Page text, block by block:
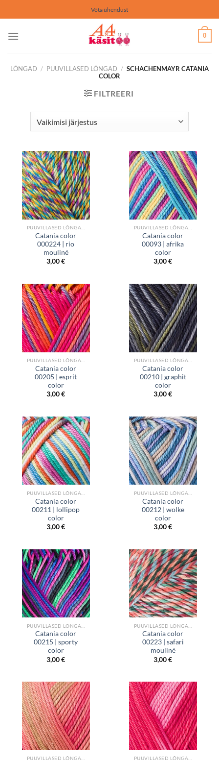
to
Võta ühendust
0
LÕNGAD / PUUVILLASED LÕNGAD / SCHACHENMAYR CATANIA
COLOR
FILTREERI
Catania color
000224 | rio
mouliné
3,00€
Catania color
00093 | afrika
color
3,00€
Catania color
00205 | esprit
color
3,00€
Catania color
00210 | graphit
color
3,00€
Catania color
00211 | lollipop
color
3,00€
Catania color
00212 | wolke
color
3,00€
Catania color
00215 | sporty
color
3,00€
Catania color
00223 | safari
mouliné
3,00€
PUUVILLASED LÕNGAD PUUVILLASED LÕNGAD